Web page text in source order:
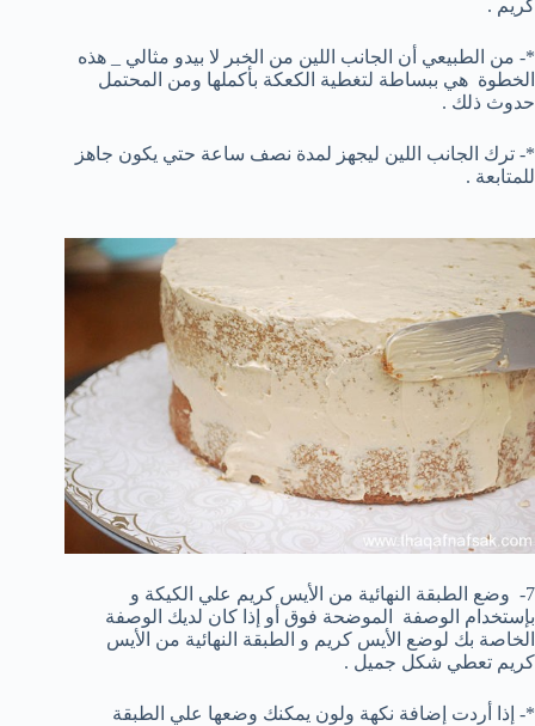
كريم .
*- من الطبيعي أن الجانب اللين من الخبر لا بيدو مثالي _ هذه
الخطوة هي ببساطة لتغطية الكعكة بأكملها ومن المحتمل
حدوث ذلك .
*- ترك الجانب اللين ليجهز لمدة نصف ساعة حتي يكون جاهز
للمتابعة .
7- وضع الطبقة النهائية من الأيس كريم علي الكيكة و
بإستخدام الوصفة الموضحة فوق أو إذا كان لديك الوصفة
الخاصة بك لوضع الأيس كريم و الطبقة النهائية من الأيس
كريم تعطي شكل جميل .
*- إذا أردت إضافة نكهة ولون يمكنك وضعها علي الطبقة